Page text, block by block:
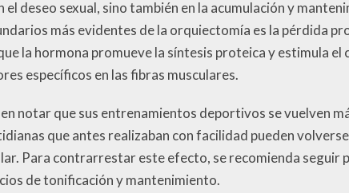
deseo sexual, sino también en la acumulación y
más evidentes de la orquiectomía es la pérdida
la hormona promueve la síntesis proteica y estimula el
específicos en las fibras musculares.
notar que sus entrenamientos deportivos se vuelven
que antes realizaban con facilidad pueden
Para contrarrestar este efecto, se recomienda seguir
de tonificación y mantenimiento.